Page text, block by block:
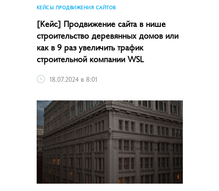
КЕЙСЫ ПРОДВИЖЕНИЯ САЙТОВ
[Кейс] Продвижение сайта в нише
строительство деревянных домов или
как в 9 раз увеличить трафик
строительной компании WSL
18.07.2024 в 8:01